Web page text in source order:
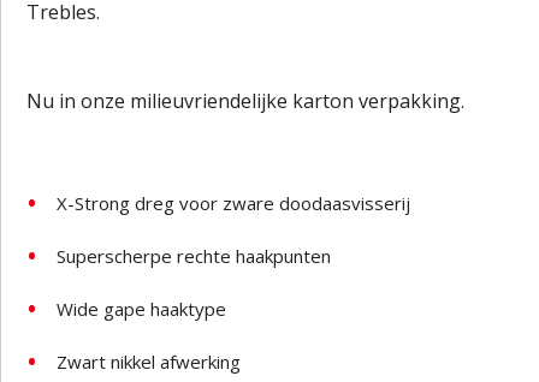
Trebles.
Nu in onze milieuvriendelijke karton verpakking.
X-Strong dreg voor zware doodaasvisserij
Superscherpe rechte haakpunten
Wide gape haaktype
Zwart nikkel afwerking